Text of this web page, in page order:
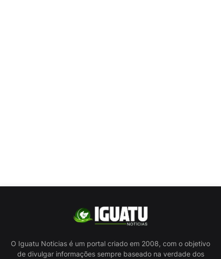
O Iguatu Noticias é um portal criado em 2008, com o objetivo
de divulgar informações sempre baseado na verdade dos